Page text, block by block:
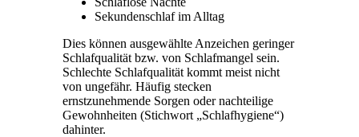
Sekundenschlaf im Alltag
Dies können ausgewählte Anzeichen geringer
Schlafqualität bzw. von Schlafmangel sein.
Schlechte Schlafqualität kommt meist nicht
von ungefähr. Häufig stecken
ernstzunehmende Sorgen oder nachteilige
Gewohnheiten (Stichwort „Schlafhygiene“)
dahinter.